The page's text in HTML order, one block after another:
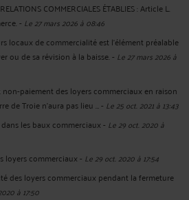
COMMERCIALES ÉTABLIES : Article L.
- Le 27 mars 2026 à 08:46
locaux de commercialité est l’élément préalable
ou de sa révision à la baisse.- Le 27 mars 2026 à
paiement des loyers commerciaux en raison
de Troie n’aura pas lieu …- Le 25 oct. 2021 à 13:43
les baux commerciaux- Le 29 oct. 2020 à
loyers commerciaux- Le 29 oct. 2020 à 17:54
des loyers commerciaux pendant la fermeture
à 17:50